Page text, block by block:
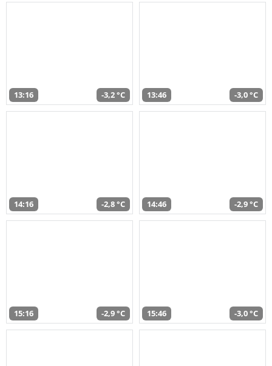
13:16 -3,2 °C 13:46 -3,0 °C
14:16 -2,8 °C 14:46 -2,9 °C
15:16 -2,9 °C 15:46 -3,0 °C